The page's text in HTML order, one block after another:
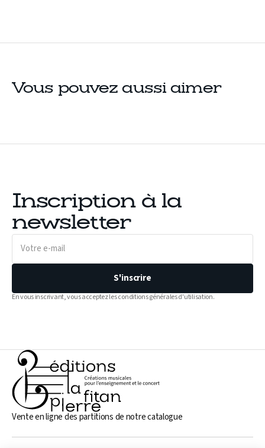
Vous pouvez aussi aimer
Inscription à la
newsletter
Votre
mail
S'inscrire
En vous inscrivant, vous acceptez les conditions générales d'utilisation.
Vente en ligne des partitions de notre catalogue